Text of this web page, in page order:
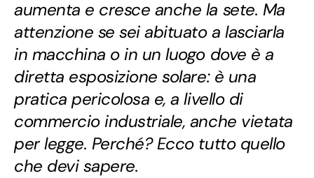
aumenta e cresce anche la sete. Ma
attenzione se sei abituato a lasciarla
in macchina o in un luogo dove è a
diretta esposizione solare: è una
pratica pericolosa e, a livello di
commercio industriale, anche vietata
per legge. Perché? Ecco tutto quello
che devi sapere.